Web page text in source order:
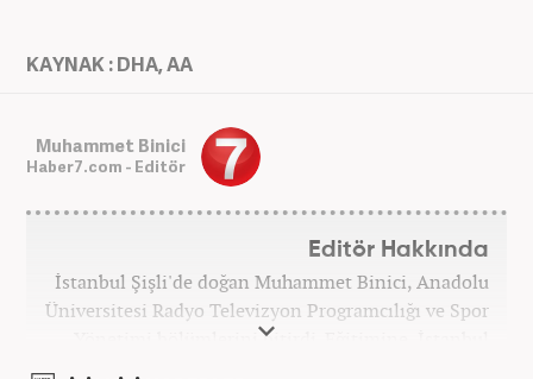
KAYNAK : DHA, AA
Muhammet Binici
Haber7.com - Editör
Editör Hakkında
İstanbul Şişli'de doğan Muhammet Binici, Anadolu
Üniversitesi Radyo Televizyon Programcılığı ve Spor
Yönetimi bölümlerini bitirdi. Eğitimine, İstanbul